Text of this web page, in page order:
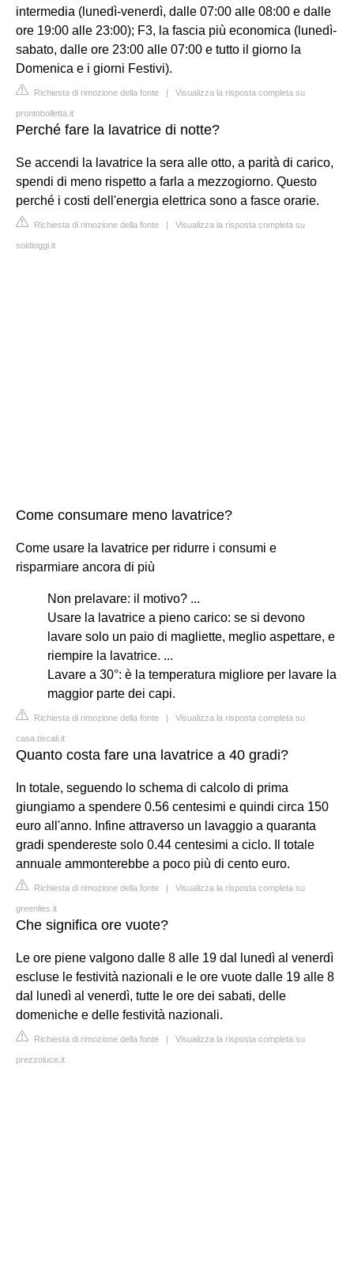
intermedia (lunedì-venerdì, dalle 07:00 alle 08:00 e dalle
ore 19:00 alle 23:00); F3, la fascia più economica (lunedì-
sabato, dalle ore 23:00 alle 07:00 e tutto il giorno la
Domenica e i giorni Festivi).
Richiesta di rimozione della fonte | Visualizza la risposta completa su
prontobolletta.it
Perché fare la lavatrice di notte?
Se accendi la lavatrice la sera alle otto, a parità di carico,
spendi di meno rispetto a farla a mezzogiorno. Questo
perché i costi dell'energia elettrica sono a fasce orarie.
Richiesta di rimozione della fonte | Visualizza la risposta completa su
soldioggi.it
Come consumare meno lavatrice?
Come usare la lavatrice per ridurre i consumi e
risparmiare ancora di più
Non prelavare: il motivo? ...
Usare la lavatrice a pieno carico: se si devono
lavare solo un paio di magliette, meglio aspettare, e
riempire la lavatrice. ...
Lavare a 30°: è la temperatura migliore per lavare la
maggior parte dei capi.
Richiesta di rimozione della fonte | Visualizza la risposta completa su
casa.tiscali.it
Quanto costa fare una lavatrice a 40 gradi?
In totale, seguendo lo schema di calcolo di prima
giungiamo a spendere 0.56 centesimi e quindi circa 150
euro all'anno. Infine attraverso un lavaggio a quaranta
gradi spendereste solo 0.44 centesimi a ciclo. Il totale
annuale ammonterebbe a poco più di cento euro.
Richiesta di rimozione della fonte | Visualizza la risposta completa su
greenlies.it
Che significa ore vuote?
Le ore piene valgono dalle 8 alle 19 dal lunedì al venerdì
escluse le festività nazionali e le ore vuote dalle 19 alle 8
dal lunedì al venerdì, tutte le ore dei sabati, delle
domeniche e delle festività nazionali.
Richiesta di rimozione della fonte | Visualizza la risposta completa su
prezzoluce.it